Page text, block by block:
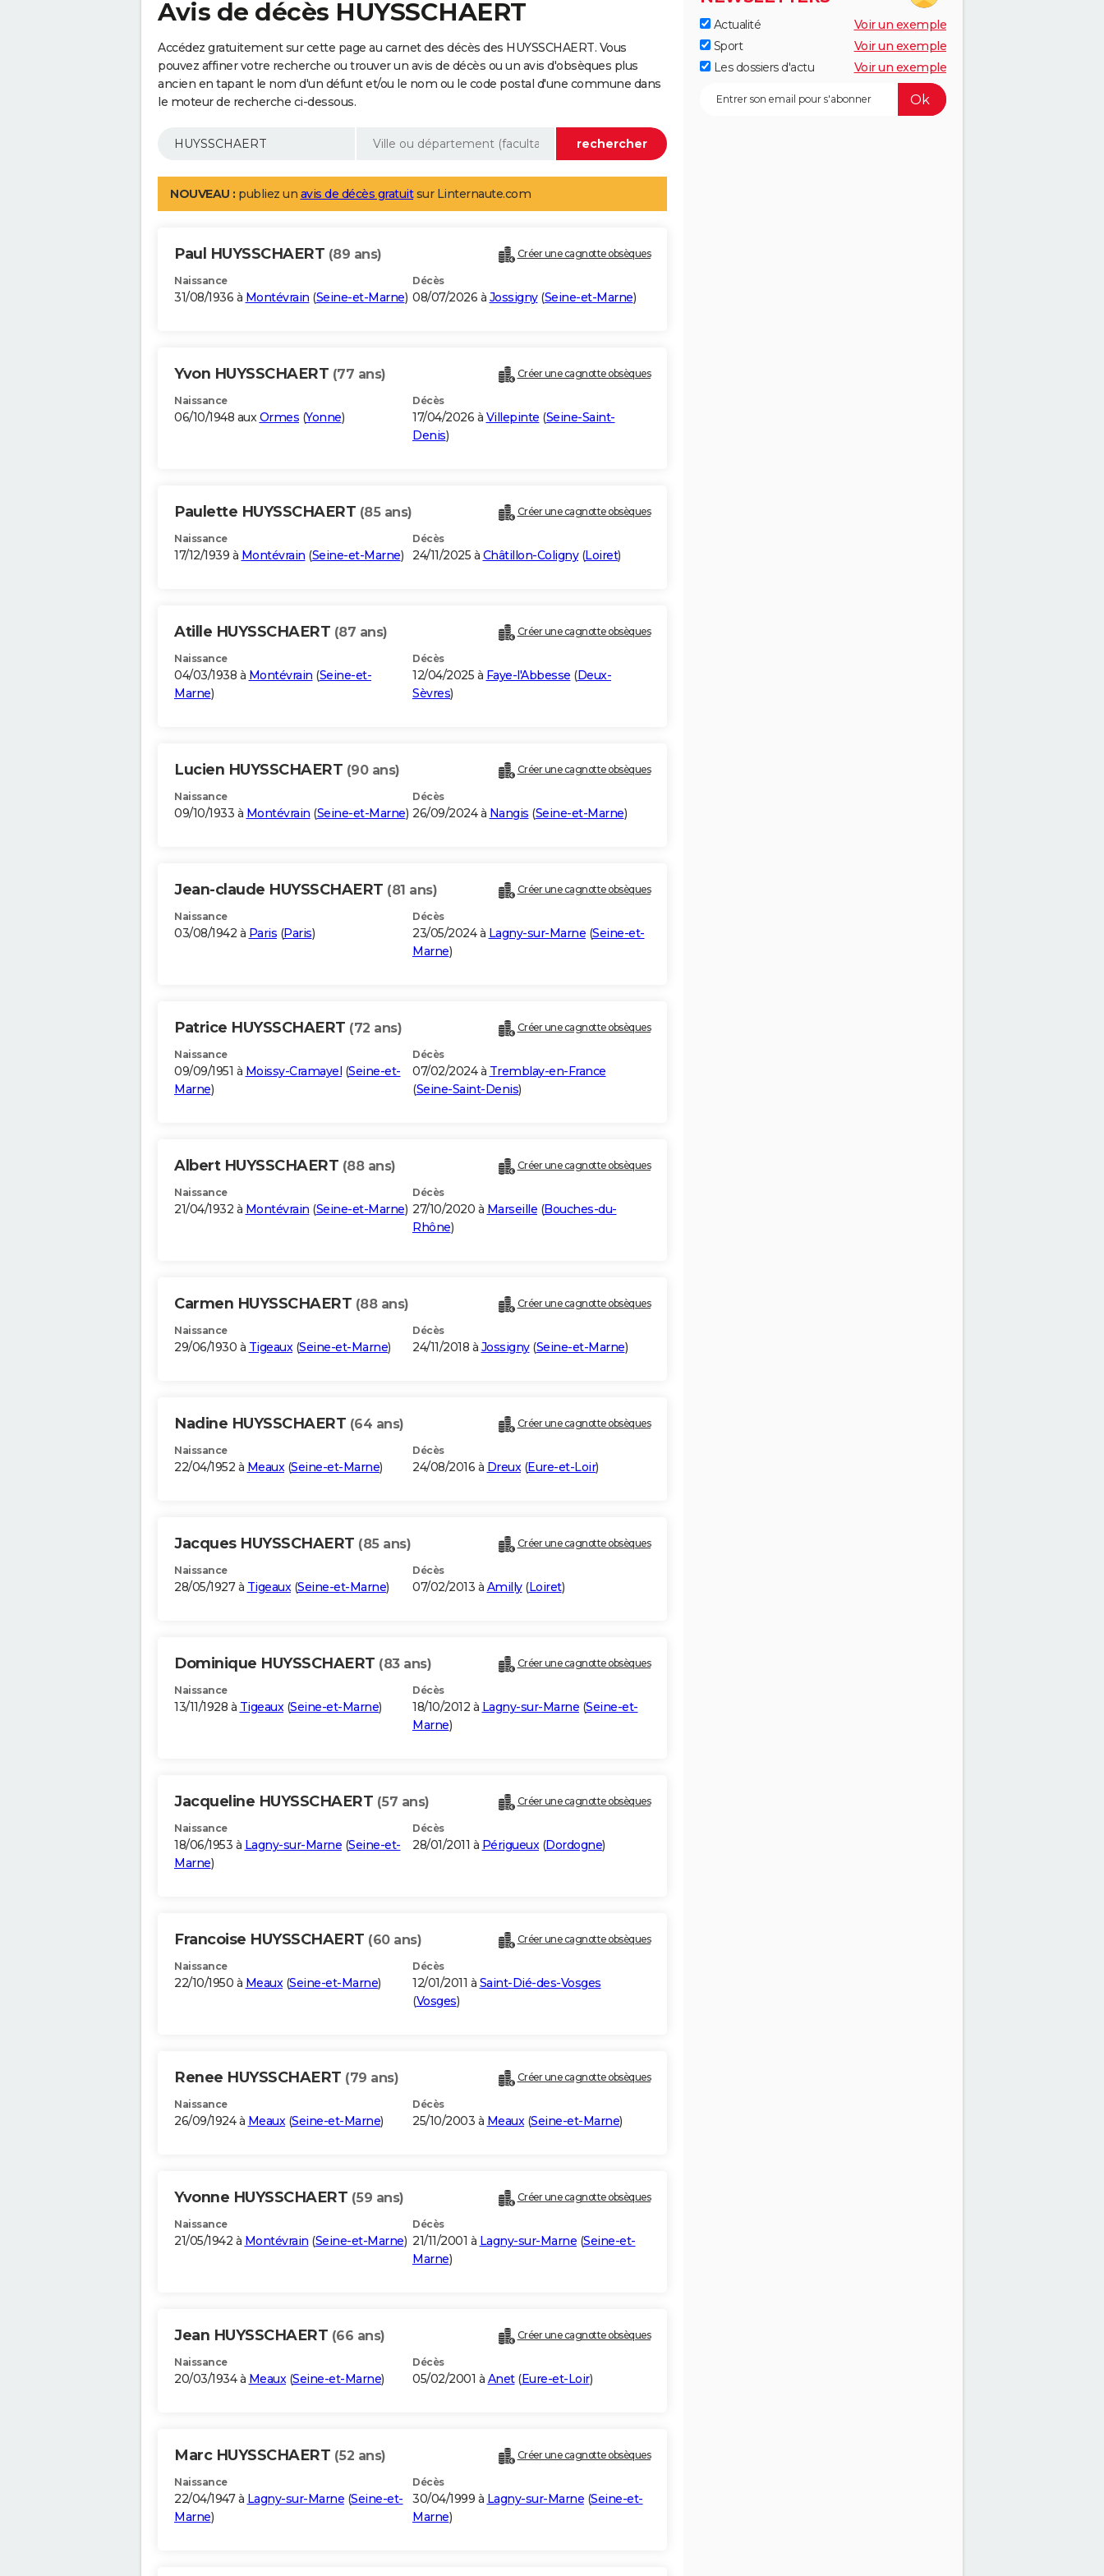
Avis de décès HUYSSCHAERT
Accédez gratuitement sur cette page au carnet des décès des HUYSSCHAERT. Vous
pouvez affiner votre recherche ou trouver un avis de décès ou un avis d'obsèques plus
ancien en tapant le nom d'un défunt et/ou le nom ou le code postal d'une commune dans
le moteur de recherche ci-dessous.
NOUVEAU : publiez un avis de décès gratuitsur Linternaute.com
Paul HUYSSCHAERT (89 ans) Créer une cagnotte obsèques
Naissance
31/08/1936 à Montévrain (Seine-et-Marne)
Décès
08/07/2026 à Jossigny(Seine-et-Marne)
Yvon HUYSSCHAERT (77 ans) Créer une cagnotte obsèques
Naissance
06/10/1948 auxOrmes (Yonne)
Décès
17/04/2026 à Villepinte (Seine-Saint-
Denis)
Paulette HUYSSCHAERT (85 ans) Créer une cagnotte obsèques
Naissance
17/12/1939 à Montévrain (Seine-et-Marne)
Décès
24/11/2025 à Châtillon-Coligny(Loiret)
Atille HUYSSCHAERT (87 ans) Créer une cagnotte obsèques
Naissance
04/03/1938 à Montévrain (Seine-et-
Marne)
Décès
12/04/2025 à Faye-l'Abbesse (Deux-
Sèvres)
Lucien HUYSSCHAERT (90 ans) Créer une cagnotte obsèques
Naissance
09/10/1933 à Montévrain (Seine-et-Marne)
Décès
26/09/2024 à Nangis (Seine-et-Marne)
Jean-claude HUYSSCHAERT (81 ans) Créer une cagnotte obsèques
Naissance
03/08/1942 à Paris (Paris)
Décès
23/05/2024 à Lagny-sur-Marne (Seine-et-
Marne)
Patrice HUYSSCHAERT (72 ans) Créer une cagnotte obsèques
Naissance
09/09/1951 à Moissy-Cramayel (Seine-et-
Marne)
Décès
07/02/2024 à Tremblay-en-France
(Seine-Saint-Denis)
Albert HUYSSCHAERT (88 ans) Créer une cagnotte obsèques
Naissance
21/04/1932 à Montévrain (Seine-et-Marne)
Décès
27/10/2020 à Marseille (Bouches-du-
Rhône)
Carmen HUYSSCHAERT (88 ans) Créer une cagnotte obsèques
Naissance
29/06/1930 à Tigeaux(Seine-et-Marne)
Décès
24/11/2018 à Jossigny(Seine-et-Marne)
Nadine HUYSSCHAERT (64 ans) Créer une cagnotte obsèques
Naissance
22/04/1952 à Meaux(Seine-et-Marne)
Décès
24/08/2016 à Dreux(Eure-et-Loir)
Jacques HUYSSCHAERT (85 ans) Créer une cagnotte obsèques
Naissance
28/05/1927 à Tigeaux(Seine-et-Marne)
Décès
07/02/2013 à Amilly(Loiret)
Dominique HUYSSCHAERT (83 ans) Créer une cagnotte obsèques
Naissance
13/11/1928 à Tigeaux(Seine-et-Marne)
Décès
18/10/2012 à Lagny-sur-Marne (Seine-et-
Marne)
Jacqueline HUYSSCHAERT (57 ans) Créer une cagnotte obsèques
Naissance
18/06/1953 à Lagny-sur-Marne (Seine-et-
Marne)
Décès
28/01/2011 à Périgueux(Dordogne)
Francoise HUYSSCHAERT (60 ans) Créer une cagnotte obsèques
Naissance
22/10/1950 à Meaux(Seine-et-Marne)
Décès
12/01/2011 à Saint-Dié-des-Vosges
(Vosges)
Renee HUYSSCHAERT (79 ans) Créer une cagnotte obsèques
Naissance
26/09/1924 à Meaux(Seine-et-Marne)
Décès
25/10/2003 à Meaux(Seine-et-Marne)
Yvonne HUYSSCHAERT (59 ans) Créer une cagnotte obsèques
Naissance
21/05/1942 à Montévrain (Seine-et-Marne)
Décès
21/11/2001 à Lagny-sur-Marne (Seine-et-
Marne)
Jean HUYSSCHAERT (66 ans) Créer une cagnotte obsèques
Naissance
20/03/1934 à Meaux(Seine-et-Marne)
Décès
05/02/2001 à Anet(Eure-et-Loir)
Marc HUYSSCHAERT (52 ans) Créer une cagnotte obsèques
Naissance
22/04/1947 à Lagny-sur-Marne (Seine-et-
Marne)
Décès
30/04/1999 à Lagny-sur-Marne (Seine-et-
Marne)
Actualité
Voir un exemple
Sport
Voir un exemple
Les dossiers d'actu
Voir un exemple